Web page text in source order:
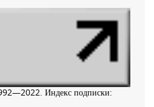
Индекс подписки: